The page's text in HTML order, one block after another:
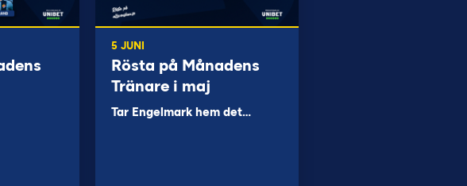
5 JUNI
Rösta på Månadens
Tränare i maj
Tar Engelmark hem det…